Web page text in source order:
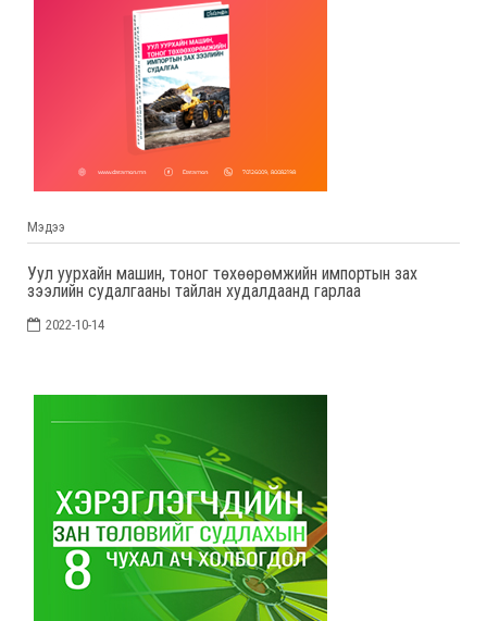
Мэдээ
Уул уурхайн машин, тоног төхөөрөмжийн импортын зах
зээлийн судалгааны тайлан худалдаанд гарлаа
2022-10-14